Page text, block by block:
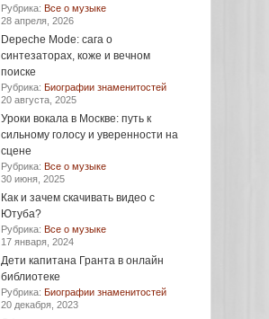
Рубрика: Все о музыке
28 апреля, 2026
Depeche Mode: сага о
синтезаторах, коже и вечном
поиске
Рубрика: Биографии знаменитостей
20 августа, 2025
Уроки вокала в Москве: путь к
сильному голосу и уверенности на
сцене
Рубрика: Все о музыке
30 июня, 2025
Как и зачем скачивать видео с
Ютуба?
Рубрика: Все о музыке
17 января, 2024
Дети капитана Гранта в онлайн
библиотеке
Рубрика: Биографии знаменитостей
20 декабря, 2023